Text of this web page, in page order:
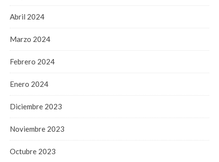
Abril 2024
Marzo 2024
Febrero 2024
Enero 2024
Diciembre 2023
Noviembre 2023
Octubre 2023